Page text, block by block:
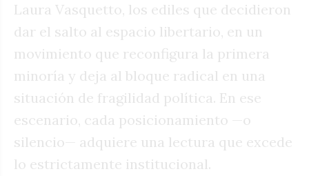
Laura Vasquetto, los ediles que decidieron
dar el salto al espacio libertario, en un
movimiento que reconfigura la primera
minoría y deja al bloque radical en una
situación de fragilidad política. En ese
escenario, cada posicionamiento —o
silencio— adquiere una lectura que excede
lo estrictamente institucional.